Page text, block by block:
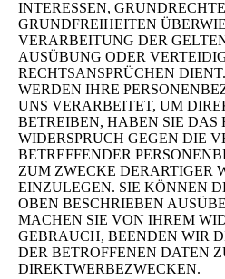
INTERESSEN,
GRUNDFREIHEITEN
VERARBEITUNG DER
AUSÜBUNG ODER
RECHTSANSPRÜCHEN DIENT.
WERDEN IHRE
UNS VERARBEITET, UM
BETREIBEN, HABEN SIE DAS
WIDERSPRUCH GEGEN DIE
BETREFFENDER
ZUM ZWECKE DERARTIGER
EINZULEGEN. SIE KÖNNEN
OBEN BESCHRIEBEN
MACHEN SIE VON IHREM
GEBRAUCH, BEENDEN WIR
DER BETROFFENEN DATEN
DIREKTWERBEZWECKEN.